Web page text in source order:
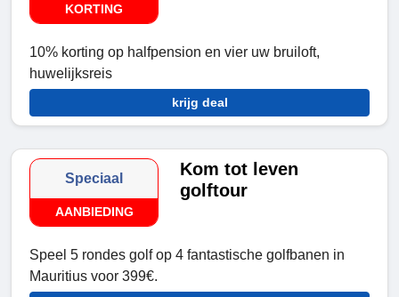
KORTING
10% korting op halfpension en vier uw bruiloft,
huwelijksreis
krijg deal
Speciaal
AANBIEDING
Kom tot leven
golftour
Speel 5 rondes golf op 4 fantastische golfbanen in
Mauritius voor 399€.